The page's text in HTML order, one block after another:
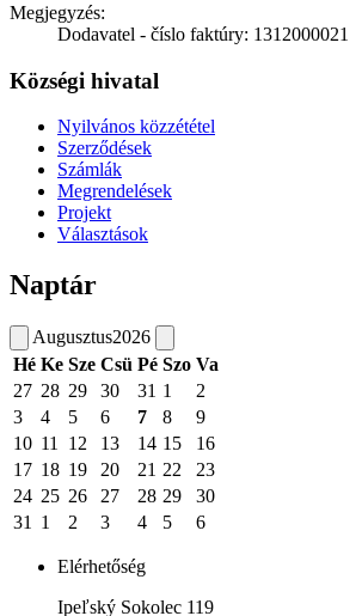
Megjegyzés:
Dodavatel - číslo faktúry: 1312000021
Községi hivatal
Nyilvános közzététel
Szerződések
Számlák
Megrendelések
Projekt
Választások
Naptár
Augusztus2026
Hé Ke Sze Csü Pé Szo Va
27 28 29 30 31 1
2
3
4 5 6 7 8
9
10 11 12 13 14 15
16
17 18 19 20 21 22
23
24 25 26 27 28 29
30
31
1 2 3 4 5 6
Elérhetőség
Ipeľský Sokolec 119